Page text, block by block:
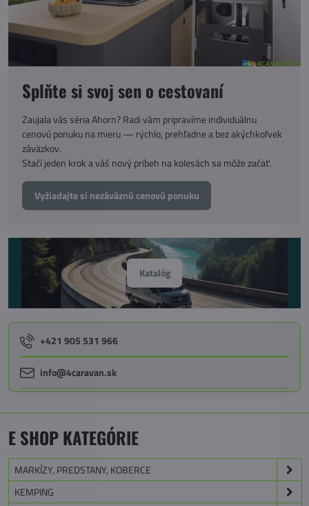
Splňte si svoj sen o cestovaní
Zaujala vás séria Ahorn? Radi vám pripravíme individuálnu
cenovú ponuku na mieru — rýchlo, prehľadne a bez akýchkoľvek
záväzkov.
Stačí jeden krok a váš nový príbeh na kolesách sa môže začať.
Vyžiadajte si nezáväznú cenovú ponuku
Katalóg
+421 905 531 966
info@4caravan.sk
E SHOP KATEGÓRIE
MARKÍZY, PREDSTANY, KOBERCE
KEMPING